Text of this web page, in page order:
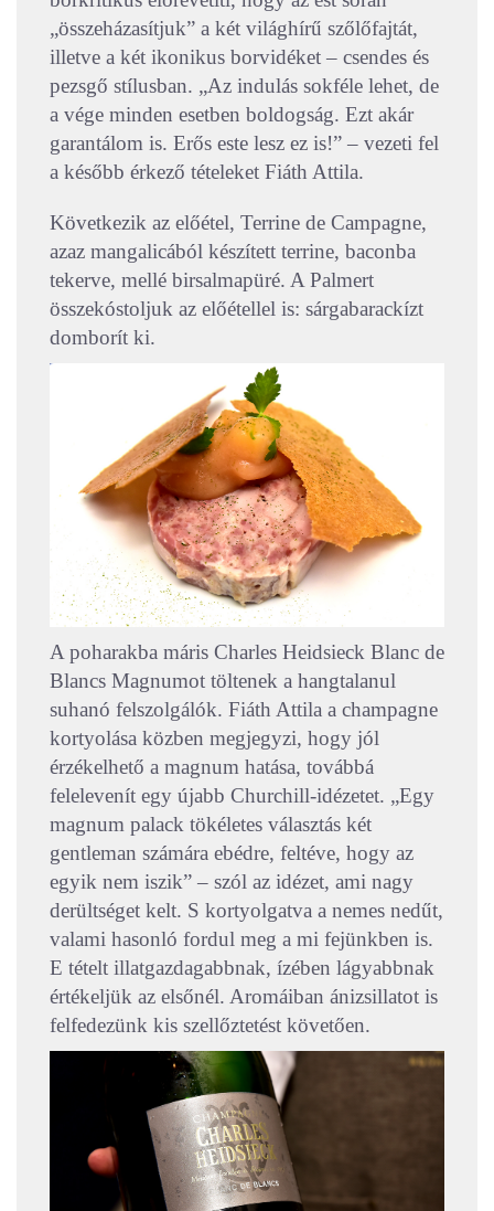
„összeházasítjuk” a két világhírű szőlőfajtát,
illetve a két ikonikus borvidéket – csendes és
pezsgő stílusban. „Az indulás sokféle lehet, de
a vége minden esetben boldogság. Ezt akár
garantálom is. Erős este lesz ez is!” – vezeti fel
a később érkező tételeket Fiáth Attila.
Következik az előétel, Terrine de Campagne,
azaz mangalicából készített terrine, baconba
tekerve, mellé birsalmapüré. A Palmert
összekóstoljuk az előétellel is: sárgabarackízt
domborít ki.
A poharakba máris Charles Heidsieck Blanc de
Blancs Magnumot töltenek a hangtalanul
suhanó felszolgálók. Fiáth Attila a champagne
kortyolása közben megjegyzi, hogy jól
érzékelhető a magnum hatása, továbbá
felelevenít egy újabb Churchill-idézetet. „Egy
magnum palack tökéletes választás két
gentleman számára ebédre, feltéve, hogy az
egyik nem iszik” – szól az idézet, ami nagy
derültséget kelt. S kortyolgatva a nemes nedűt,
valami hasonló fordul meg a mi fejünkben is.
E tételt illatgazdagabbnak, ízében lágyabbnak
értékeljük az elsőnél. Aromáiban ánizsillatot is
felfedezünk kis szellőztetést követően.